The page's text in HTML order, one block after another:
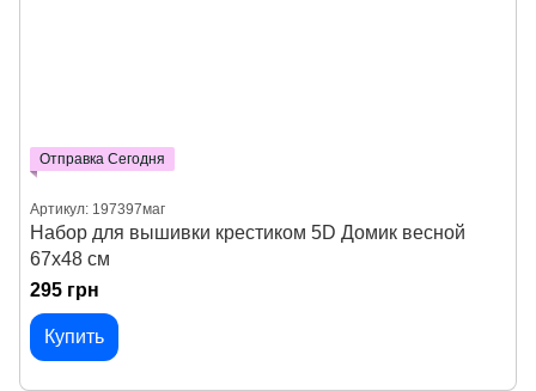
Отправка Сегодня
Артикул: 197397маг
Набор для вышивки крестиком 5D Домик весной
67х48 см
295 грн
Купить